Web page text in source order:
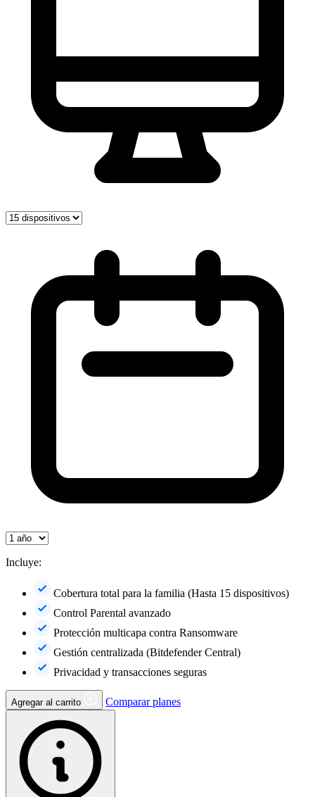
Incluye:
Cobertura total para la familia (Hasta 15 dispositivos)
Control Parental avanzado
Protección multicapa contra Ransomware
Gestión centralizada (Bitdefender Central)
Privacidad y transacciones seguras
Agregar al carrito Comparar planes